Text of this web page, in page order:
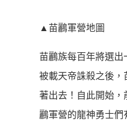
▲苗鸝軍營地圖
苗鸝族每百年將選出
被載天帝誅殺之後，
著出去！自此開始
鸝軍營的龍神勇士